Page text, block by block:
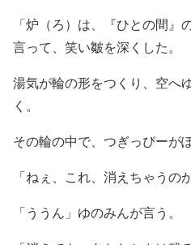
「炉（ろ）は、『ひとの間』
言って、笑い皺を深くした。
湯気が輪の形をつくり、空へ
く。
その輪の中で、つぎっぴーが
「ねぇ、これ、消えちゃうの
「ううん」ゆのみんが言う。